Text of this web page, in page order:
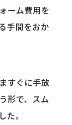
ーム費用を
手間をおか
すぐに手放
形で、スム
。